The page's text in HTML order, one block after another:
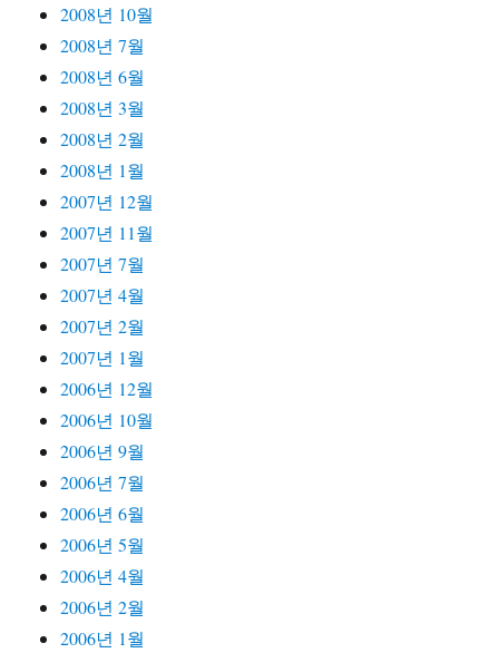
2008년 10월
2008년 7월
2008년 6월
2008년 3월
2008년 2월
2008년 1월
2007년 12월
2007년 11월
2007년 7월
2007년 4월
2007년 2월
2007년 1월
2006년 12월
2006년 10월
2006년 9월
2006년 7월
2006년 6월
2006년 5월
2006년 4월
2006년 2월
2006년 1월